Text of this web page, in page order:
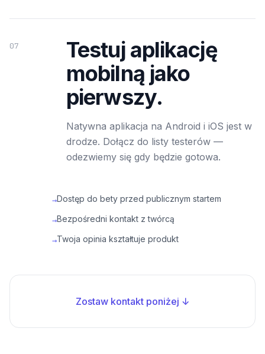
07
Testuj aplikację
mobilną jako
pierwszy.
Natywna aplikacja na Android i iOS jest w
drodze. Dołącz do listy testerów —
odezwiemy się gdy będzie gotowa.
→Dostęp do bety przed publicznym startem
→Bezpośredni kontakt z twórcą
→Twoja opinia kształtuje produkt
Zostaw kontakt poniżej ↓